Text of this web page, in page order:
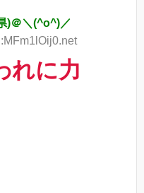
)＠＼(^o^)／
れに力